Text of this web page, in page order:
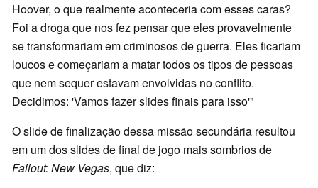
Hoover, o que realmente aconteceria com esses caras?
Foi a droga que nos fez pensar que eles provavelmente
se transformariam em criminosos de guerra. Eles ficariam
loucos e começariam a matar todos os tipos de pessoas
que nem sequer estavam envolvidas no conflito.
Decidimos: 'Vamos fazer slides finais para isso'"
O slide de finalização dessa missão secundária resultou
em um dos slides de final de jogo mais sombrios de
Fallout: New Vegas, que diz: